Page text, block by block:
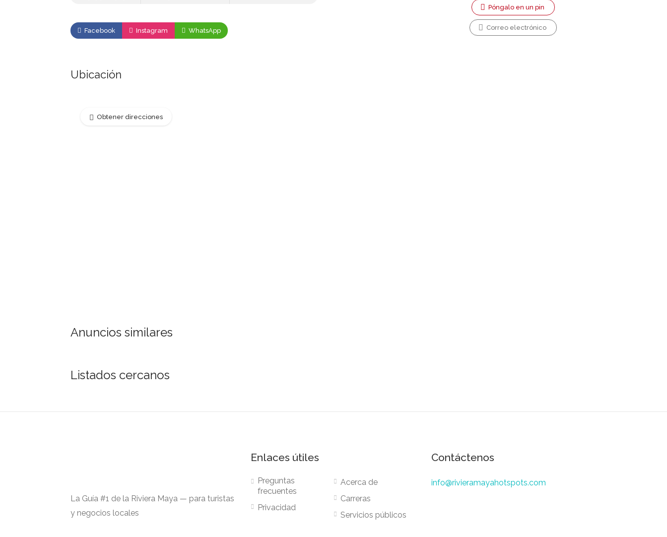
Facebook Instagram WhatsApp
Ubicación
Obtener direcciones
Anuncios similares
Listados cercanos
Póngalo en un pin
Correo electrónico
La Guía #1 de la Riviera Maya — para turistas
y negocios locales
Enlaces útiles
Preguntas
frecuentes
Privacidad
Acerca de
Carreras
Servicios públicos
Contáctenos
info@rivieramayahotspots.com